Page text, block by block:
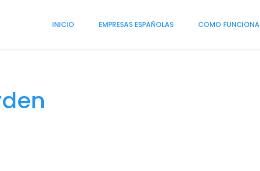
INICIO EMPRESAS ESPAÑOLAS COMO FUNCIONA